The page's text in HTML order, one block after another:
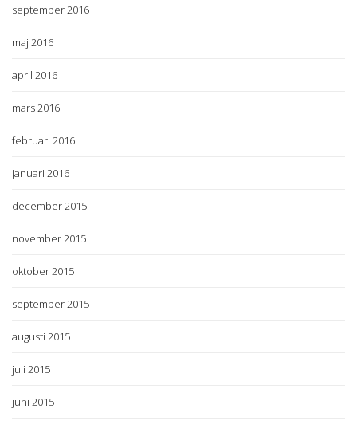
september 2016
maj 2016
april 2016
mars 2016
februari 2016
januari 2016
december 2015
november 2015
oktober 2015
september 2015
augusti 2015
juli 2015
juni 2015